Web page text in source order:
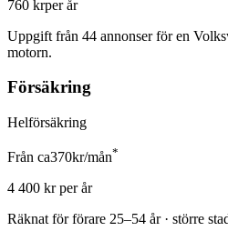
760 krper år
Uppgift från 44 annonser för en
motorn.
Försäkring
Helförsäkring
Från ca370kr/mån*
4 400 kr per år
Räknat för förare 25–54 år · större